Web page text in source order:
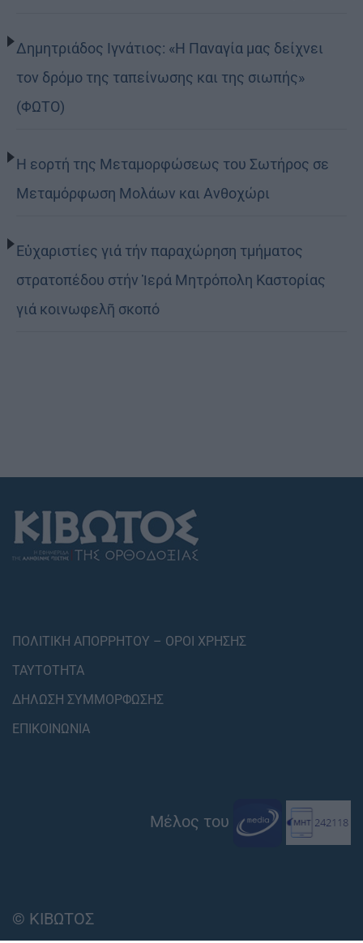
Δημητριάδος Ιγνάτιος: «Η Παναγία μας δείχνει
τον δρόμο της ταπείνωσης και της σιωπής»
(ΦΩΤΟ)
Η εορτή της Μεταμορφώσεως του Σωτήρος σε
Μεταμόρφωση Μολάων και Ανθοχώρι
Εὐχαριστίες γιά τήν παραχώρηση τμήματος
στρατοπέδου στήν Ἱερά Μητρόπολη Καστορίας
γιά κοινωφελῆ σκοπό
ΠΟΛΙΤΙΚΗ ΑΠΟΡΡΗΤΟΥ – ΟΡΟΙ ΧΡΗΣΗΣ
ΤΑΥΤΟΤΗΤΑ
ΔΗΛΩΣΗ ΣΥΜΜΟΡΦΩΣΗΣ
ΕΠΙΚΟΙΝΩΝΙΑ
Μέλος του
© ΚΙΒΩΤΟΣ